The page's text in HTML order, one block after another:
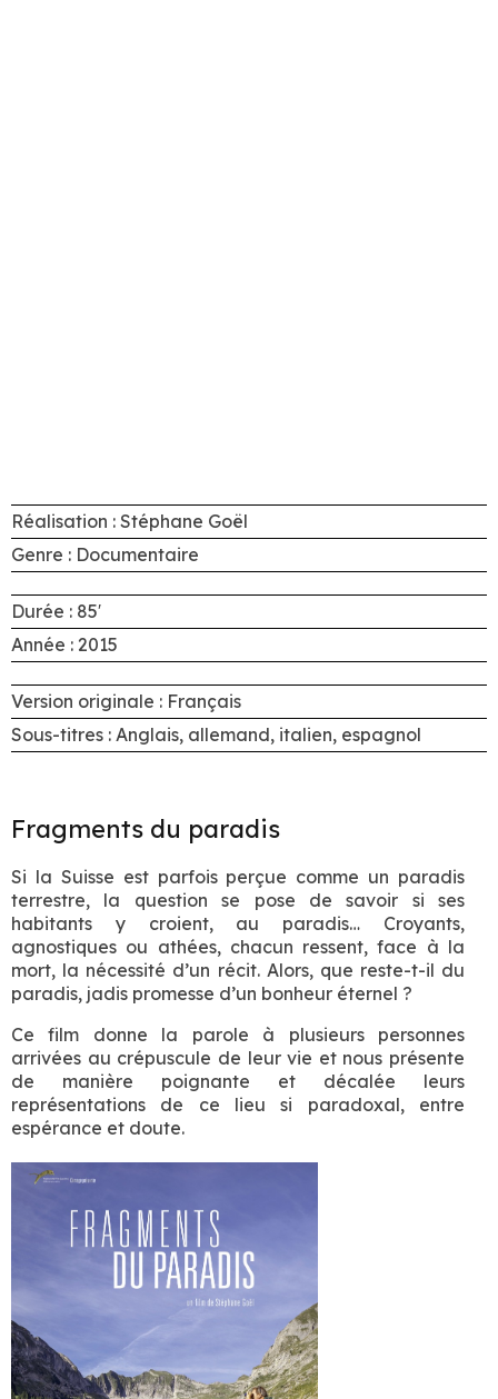
Réalisation : Stéphane Goël
Genre : Documentaire
Durée : 85′
Année : 2015
Version originale : Français
Sous-titres : Anglais, allemand, italien, espagnol
Fragments du paradis
Si la Suisse est parfois perçue comme un paradis
terrestre, la question se pose de savoir si ses
habitants y croient, au paradis… Croyants,
agnostiques ou athées, chacun ressent, face à la
mort, la nécessité d’un récit. Alors, que reste-t-il du
paradis, jadis promesse d’un bonheur éternel ?
Ce film donne la parole à plusieurs personnes
arrivées au crépuscule de leur vie et nous présente
de manière poignante et décalée leurs
représentations de ce lieu si paradoxal, entre
espérance et doute.